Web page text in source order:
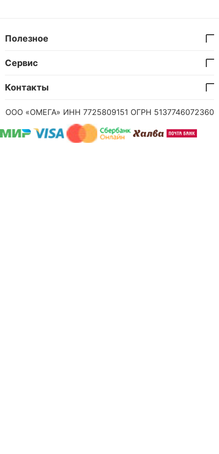
Полезное
Сервис
Контакты
ООО «ОМЕГА» ИНН 7725809151 ОГРН 5137746072360